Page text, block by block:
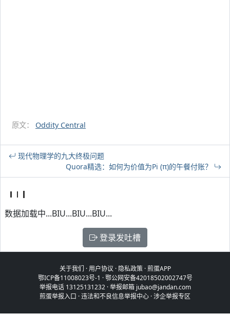
原文： Oddity Central
现代物理学的九大终极问题
Quora精选：如何为价值为Pi (π)的午餐付账？
数据加载中...BIU...BIU...BIU...
登录发吐槽
关于我们 ·用户协议 · 隐私政策·煎蛋APP
鄂ICP备11008023号-1 ·鄂公网安备42018502002747号
举报电话 13125131232 · 举报邮箱 jubao@jandan.com
煎蛋举报入口 ·违法和不良信息举报中心 ·涉企举报专区